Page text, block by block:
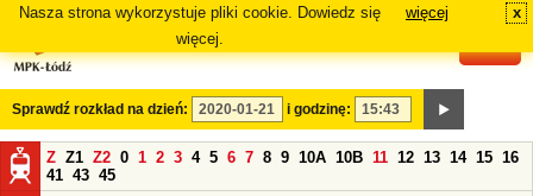
Nasza strona wykorzystuje pliki cookie. Dowiedz się
więcej.
więcej x
Sprawdź rozkład na dzień: i godzinę:
Z Z1 Z2 0 1 2 3 4 5 6 7 8 9 10A 10B 11 12 13 14 15 16
41 43 45